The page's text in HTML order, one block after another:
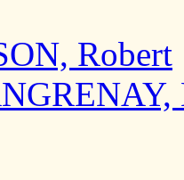
Robert